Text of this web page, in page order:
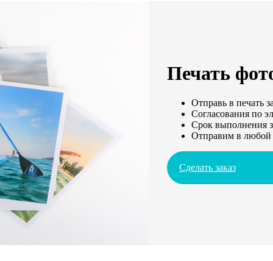
Печать
Отправь в печать
Согласования по
Срок выполнения
Отправим в
Сделать заказ